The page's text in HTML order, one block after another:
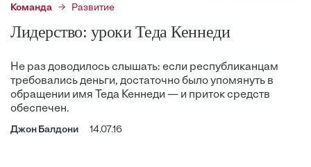
Команда Развитие
Лидерство: уроки Теда Кеннеди
Не раз доводилось слышать: если республиканцам
требовались деньги, достаточно было упомянуть в
обращении имя Теда Кеннеди — и приток средств
обеспечен.
Джон Балдони 14.07.16